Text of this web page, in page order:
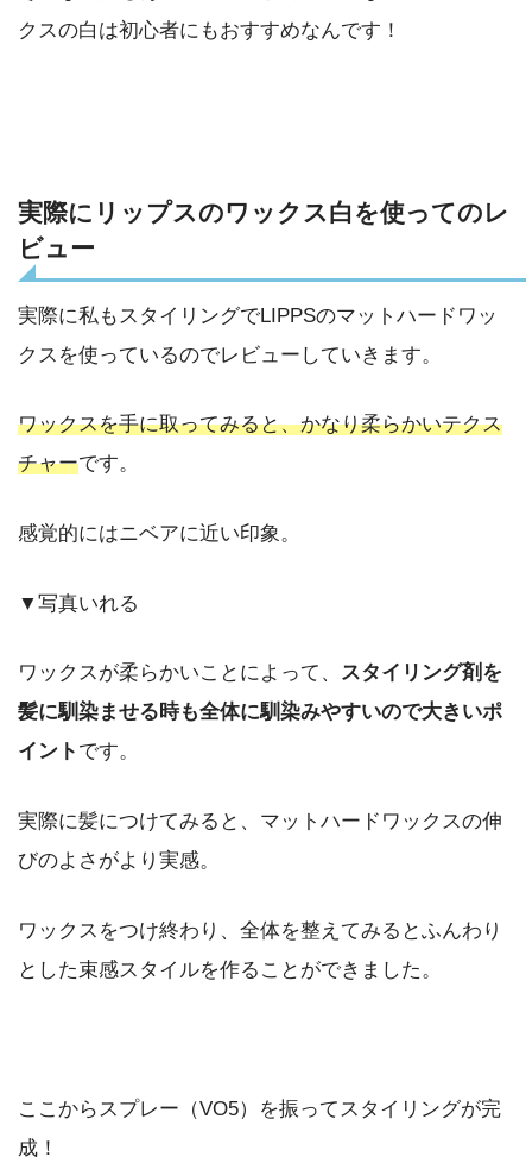
クスの白は初心者にもおすすめなんです！
実際にリップスのワックス白を使ってのレ
ビュー
実際に私もスタイリングでLIPPSのマットハードワッ
クスを使っているのでレビューしていきます。
ワックスを手に取ってみると、かなり柔らかいテクス
チャーです。
感覚的にはニベアに近い印象。
▼写真いれる
ワックスが柔らかいことによって、 スタイリング剤を
髪に馴染ませる時も全体に馴染みやすいので大きいポ
イント です。
実際に髪につけてみると、マットハードワックスの伸
びのよさがより実感。
ワックスをつけ終わり、全体を整えてみるとふんわり
とした束感スタイルを作ることができました。
ここからスプレー（VO5）を振ってスタイリングが完
成！